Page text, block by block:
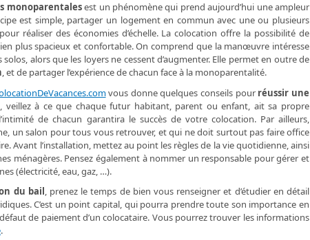
monoparentalesest un phénomène qui prend aujourd’hui une ampleur
est simple, partager un logement en commun avec une ou plusieurs
réaliser des économies d’échelle. La colocation offre la possibilité de
plus spacieux et confortable. On comprend que la manœuvre intéresse
alors que les loyers ne cessent d’augmenter. Elle permet en outre de
, et de partager l’expérience de chacun face à la monoparentalité.
vous donne quelques conseils pourréussir une
veillez à ce que chaque futur habitant, parent ou enfant, ait sa propre
de chacun garantira le succès de votre colocation. Par ailleurs,
un salon pour tous vous retrouver, et qui ne doit surtout pas faire office
Avant l’installation, mettez au point les règles de la vie quotidienne, ainsi
ménagères. Pensez également à nommer un responsable pour gérer et
(électricité, eau, gaz, …).
du bail, prenez le temps de bien vous renseigner et d’étudier en détail
C’est un point capital, qui pourra prendre toute son importance en
de paiement d’un colocataire. Vous pourrez trouver les informations
.